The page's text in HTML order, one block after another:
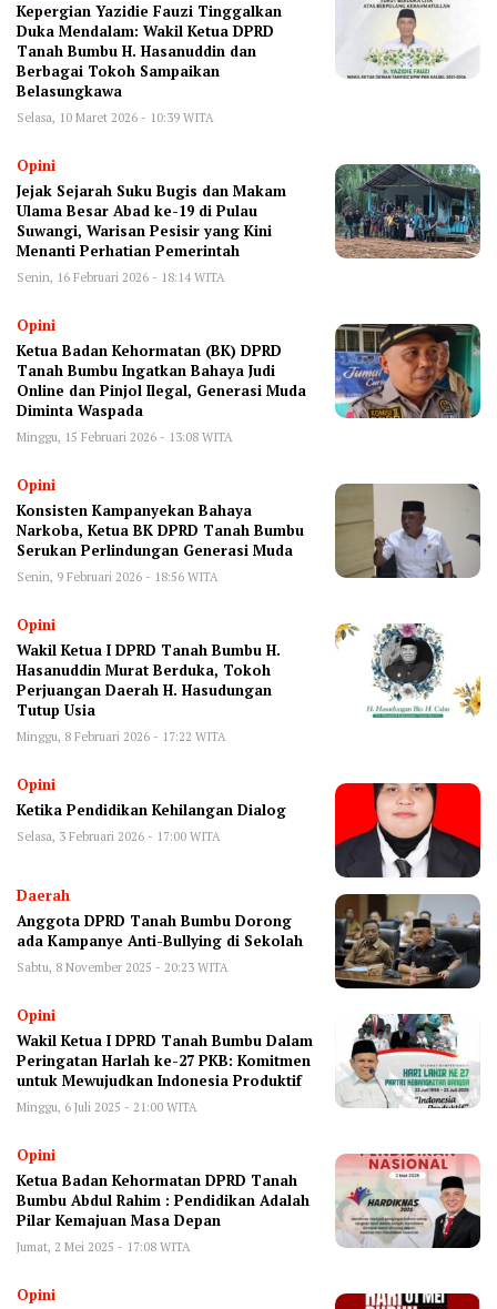
Kepergian Yazidie Fauzi Tinggalkan
Duka Mendalam: Wakil Ketua DPRD
Tanah Bumbu H. Hasanuddin dan
Berbagai Tokoh Sampaikan
Belasungkawa
Selasa, 10 Maret 2026 - 10:39 WITA
Opini
Jejak Sejarah Suku Bugis dan Makam
Ulama Besar Abad ke-19 di Pulau
Suwangi, Warisan Pesisir yang Kini
Menanti Perhatian Pemerintah
Senin, 16 Februari 2026 - 18:14 WITA
Opini
Ketua Badan Kehormatan (BK) DPRD
Tanah Bumbu Ingatkan Bahaya Judi
Online dan Pinjol Ilegal, Generasi Muda
Diminta Waspada
Minggu, 15 Februari 2026 - 13:08 WITA
Opini
Konsisten Kampanyekan Bahaya
Narkoba, Ketua BK DPRD Tanah Bumbu
Serukan Perlindungan Generasi Muda
Senin, 9 Februari 2026 - 18:56 WITA
Opini
Wakil Ketua I DPRD Tanah Bumbu H.
Hasanuddin Murat Berduka, Tokoh
Perjuangan Daerah H. Hasudungan
Tutup Usia
Minggu, 8 Februari 2026 - 17:22 WITA
Opini
Ketika Pendidikan Kehilangan Dialog
Selasa, 3 Februari 2026 - 17:00 WITA
Daerah
Anggota DPRD Tanah Bumbu Dorong
ada Kampanye Anti-Bullying di Sekolah
Sabtu, 8 November 2025 - 20:23 WITA
Opini
Wakil Ketua I DPRD Tanah Bumbu Dalam
Peringatan Harlah ke-27 PKB: Komitmen
untuk Mewujudkan Indonesia Produktif
Minggu, 6 Juli 2025 - 21:00 WITA
Opini
Ketua Badan Kehormatan DPRD Tanah
Bumbu Abdul Rahim : Pendidikan Adalah
Pilar Kemajuan Masa Depan
Jumat, 2 Mei 2025 - 17:08 WITA
Opini